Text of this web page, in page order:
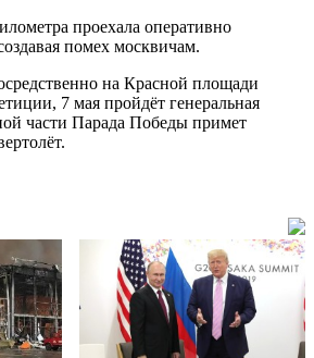
проехала оперативно
помех москвичам.
на Красной площади
7 мая пройдёт генеральная
части Парада Победы примет